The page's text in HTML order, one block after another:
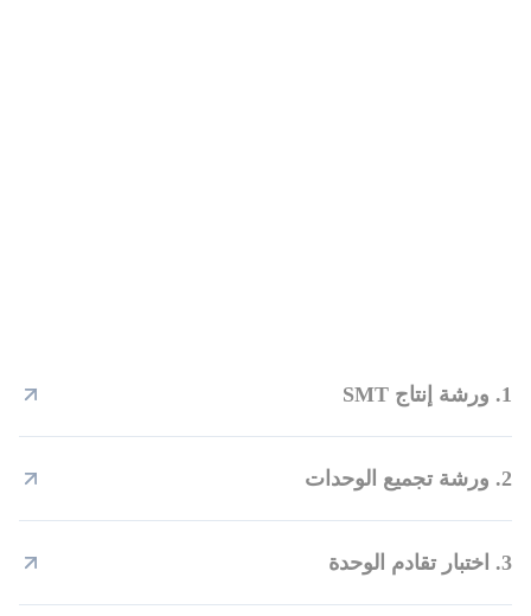
1. ورشة إنتاج SMT
2. ورشة تجميع الوحدات
3. اختبار تقادم الوحدة